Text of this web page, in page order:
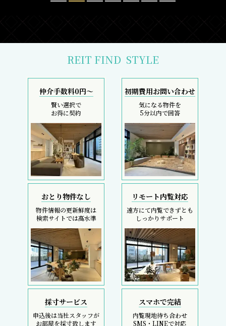
REIT FIND STYLE
仲介手数料0円～
賢い選択で
お得に契約
初期費用お問い合わせ
気になる物件を
5分以内で回答
おとり物件なし
物件情報の更新鮮度は
検索サイトでは高水準
リモート内覧対応
遠方にて内覧できずとも
しっかりサポート
採寸サービス
申込後は当社スタッフが
お部屋を採寸致します
スマホで完結
内覧現地待ち合わせ
SMS・LINEで対応